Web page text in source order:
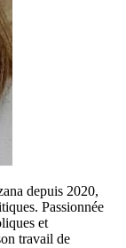
depuis 2020,
Passionnée
et
travail de